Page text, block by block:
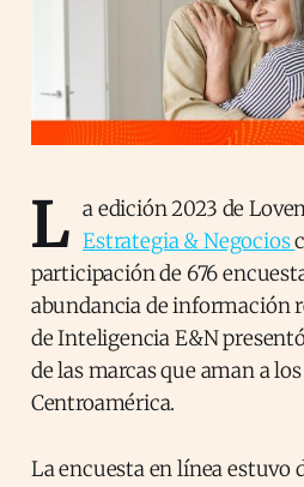
L a edición 2023 de
Estrategia & Negocios
participación de 676
abundancia de información
de Inteligencia E&N
de las marcas que aman a
Centroamérica.
La encuesta en línea estuvo